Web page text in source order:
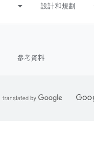
設計和規劃
參考資料